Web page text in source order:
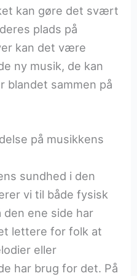
kan gøre det svært
plads på
kan det være
ny musik, de kan
blandet sammen på
på musikkens
sundhed i den
vi til både fysisk
den ene side har
lettere for folk at
eller
har brug for det. På